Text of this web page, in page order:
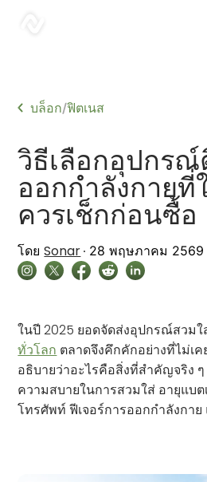
บล็อก/ฟิตเนส
วิธีเลือกอุปกร
ออกกำลังกายที่
ควรเช็กก่อนซื้อ
โดย Sonar 28 พฤษภาคม 2569
ในปี 2025 ยอดจัดส่งอุปกรณ์สวมใ
ทั่วโลก ตลาดจึงคึกคักอย่างที่ไม่เ
อธิบายว่าอะไรคือสิ่งที่สำคัญจริง
ความสบายในการสวมใส่ อายุแบ
โทรศัพท์ ฟีเจอร์การออกกำลังกา